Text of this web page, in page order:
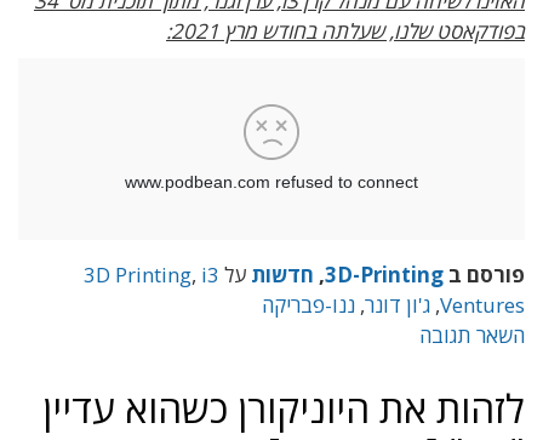
בפודקאסט שלנו, שעלתה בחודש מרץ 2021:
פורסם ב 3D-Printing
, חדשות על 3D Printing, i3
Ventures
, ג'ון דונר, ננו-פבריקה
השאר תגובה
לזהות את היוניקורן כשהוא עדיין